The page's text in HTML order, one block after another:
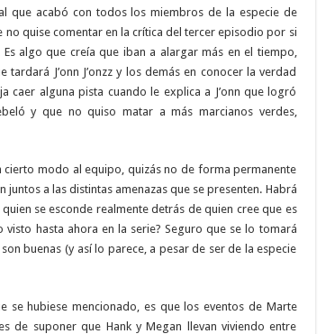
que acabó con todos los miembros de la especie de
no quise comentar en la crítica del tercer episodio por si
algo que creía que iban a alargar más en el tiempo,
J’onn J’onzz y los demás en conocer la verdad
caer alguna pista cuando le explica a J’onn que logró
y que no quiso matar a más marcianos verdes,
modo al equipo, quizás no de forma permanente
juntos a las distintas amenazas que se presenten. Habrá
se esconde realmente detrás de quien cree que es
visto hasta ahora en la serie? Seguro que se lo tomará
buenas (y así lo parece, a pesar de ser de la especie
se hubiese mencionado, es que los eventos de Marte
de suponer que Hank y Megan llevan viviendo entre